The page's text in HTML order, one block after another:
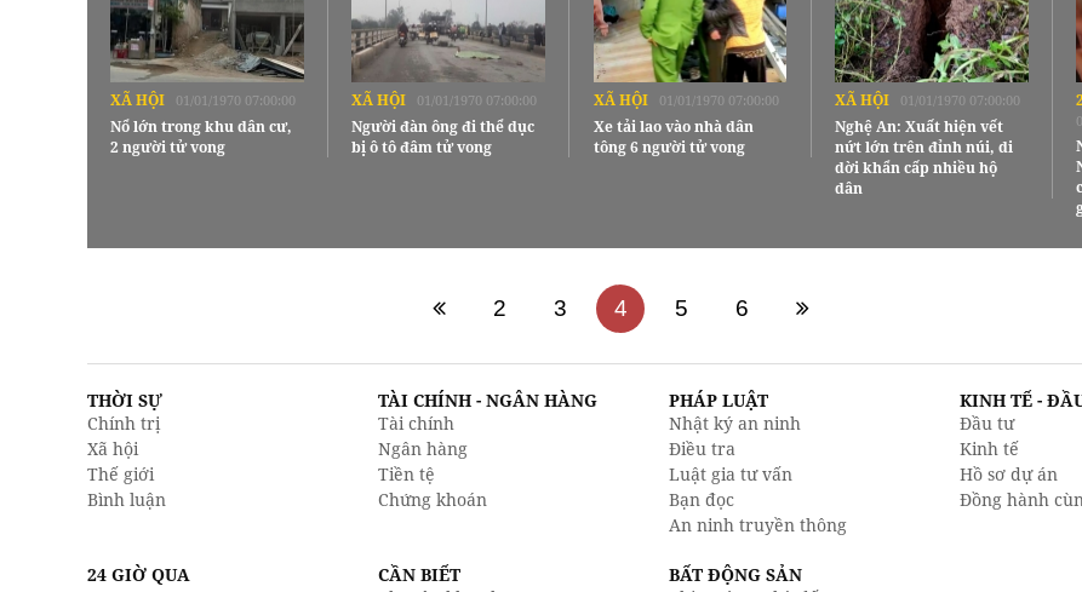
XÃ HỘI 01/01/1970 07:00:00
Nổ lớn trong khu dân cư,
2 người tử vong
XÃ HỘI 01/01/1970 07:00:00
Người đàn ông đi thể dục
bị ô tô đâm tử vong
XÃ HỘI 01/01/1970 07:00:00
Xe tải lao vào nhà dân
tông 6 người tử vong
XÃ HỘI 01/01/1970 07:00:00
Nghệ An: Xuất hiện vết
nứt lớn trên đỉnh núi, di
dời khẩn cấp nhiều hộ
dân
2 3 4 5 6
THỜI SỰ
Chính trị
Xã hội
Thế giới
Bình luận
TÀI CHÍNH - NGÂN HÀNG
Tài chính
Ngân hàng
Tiền tệ
Chứng khoán
PHÁP LUẬT
Nhật ký an ninh
Điều tra
Luật gia tư vấn
Bạn đọc
An ninh truyền thông
KINH TẾ -
Đầu tư
Kinh tế
Hồ sơ dự án
Đồng hành
24 GIỜ QUA
CẦN BIẾT
BẤT ĐỘNG SẢN